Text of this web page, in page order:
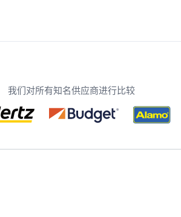
我们对所有知名供应商进行比较